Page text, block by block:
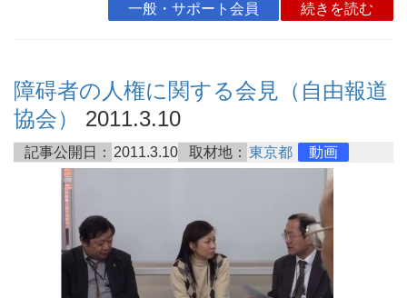
一般・サポート会員 続きを読む
障碍者の人権に関する会見（自由報道
協会）
2011.3.10
記事公開日： 2011.3.10 取材地： 東京都 動画